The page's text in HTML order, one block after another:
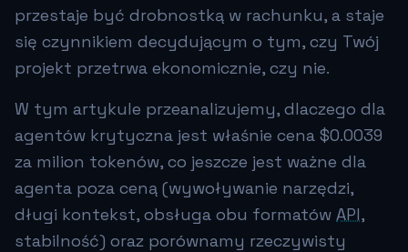
przestaje być drobnostką w rachunku, a staje
się czynnikiem decydującym o tym, czy Twój
projekt przetrwa ekonomicznie, czy nie.
W tym artykule przeanalizujemy, dlaczego dla
agentów krytyczna jest właśnie cena $0.0039
za milion tokenów, co jeszcze jest ważne dla
agenta poza ceną (wywoływanie narzędzi,
długi kontekst, obsługa obu formatów API,
stabilność) oraz porównamy rzeczywisty